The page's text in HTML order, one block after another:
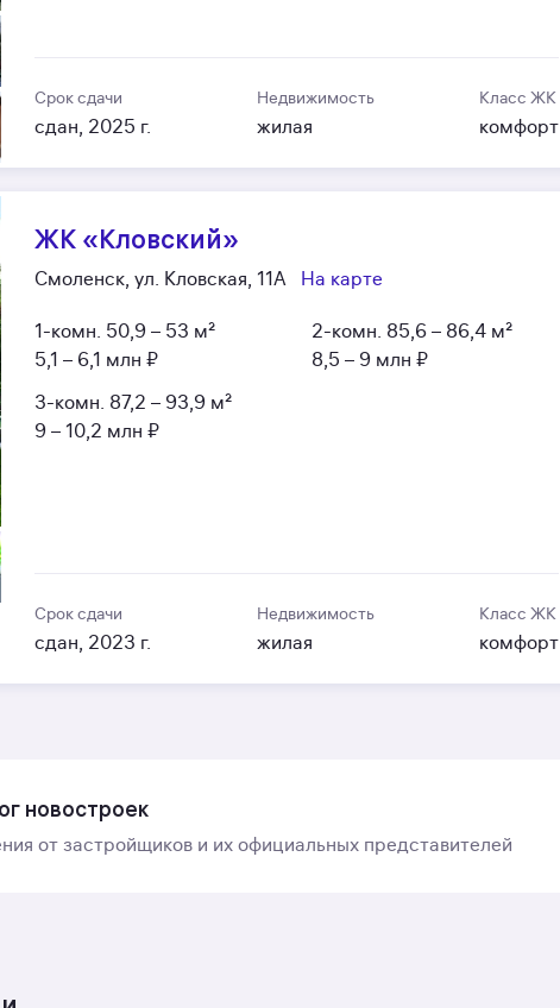
Срок сдачи
сдан, 2025 г.
Недвижимость
жилая
Класс ЖК
комфорт
ЖК «Кловский»
Смоленск, ул. Кловская, 11А На карте
1-комн. 50,9 – 53 м²
5,1 – 6,1 млн ₽
2-комн. 85,6 – 86,4 м²
8,5 – 9 млн ₽
3-комн. 87,2 – 93,9 м²
9 – 10,2 млн ₽
Срок сдачи
сдан, 2023 г.
Недвижимость
жилая
Класс ЖК
комфорт
новостроек
от застройщиков и их официальных представителей